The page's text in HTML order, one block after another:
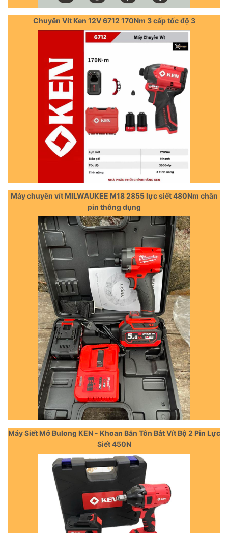
Chuyên Vít Ken 12V 6712 170Nm 3 cấp tốc độ 3
Máy chuyên vít MILWAUKEE M18 2855 lực siết 480Nm chân
pin thông dụng
Máy Siết Mở Bulong KEN - Khoan Bắn Tôn Bắt Vít Bộ 2 Pin Lực
Siết 450N